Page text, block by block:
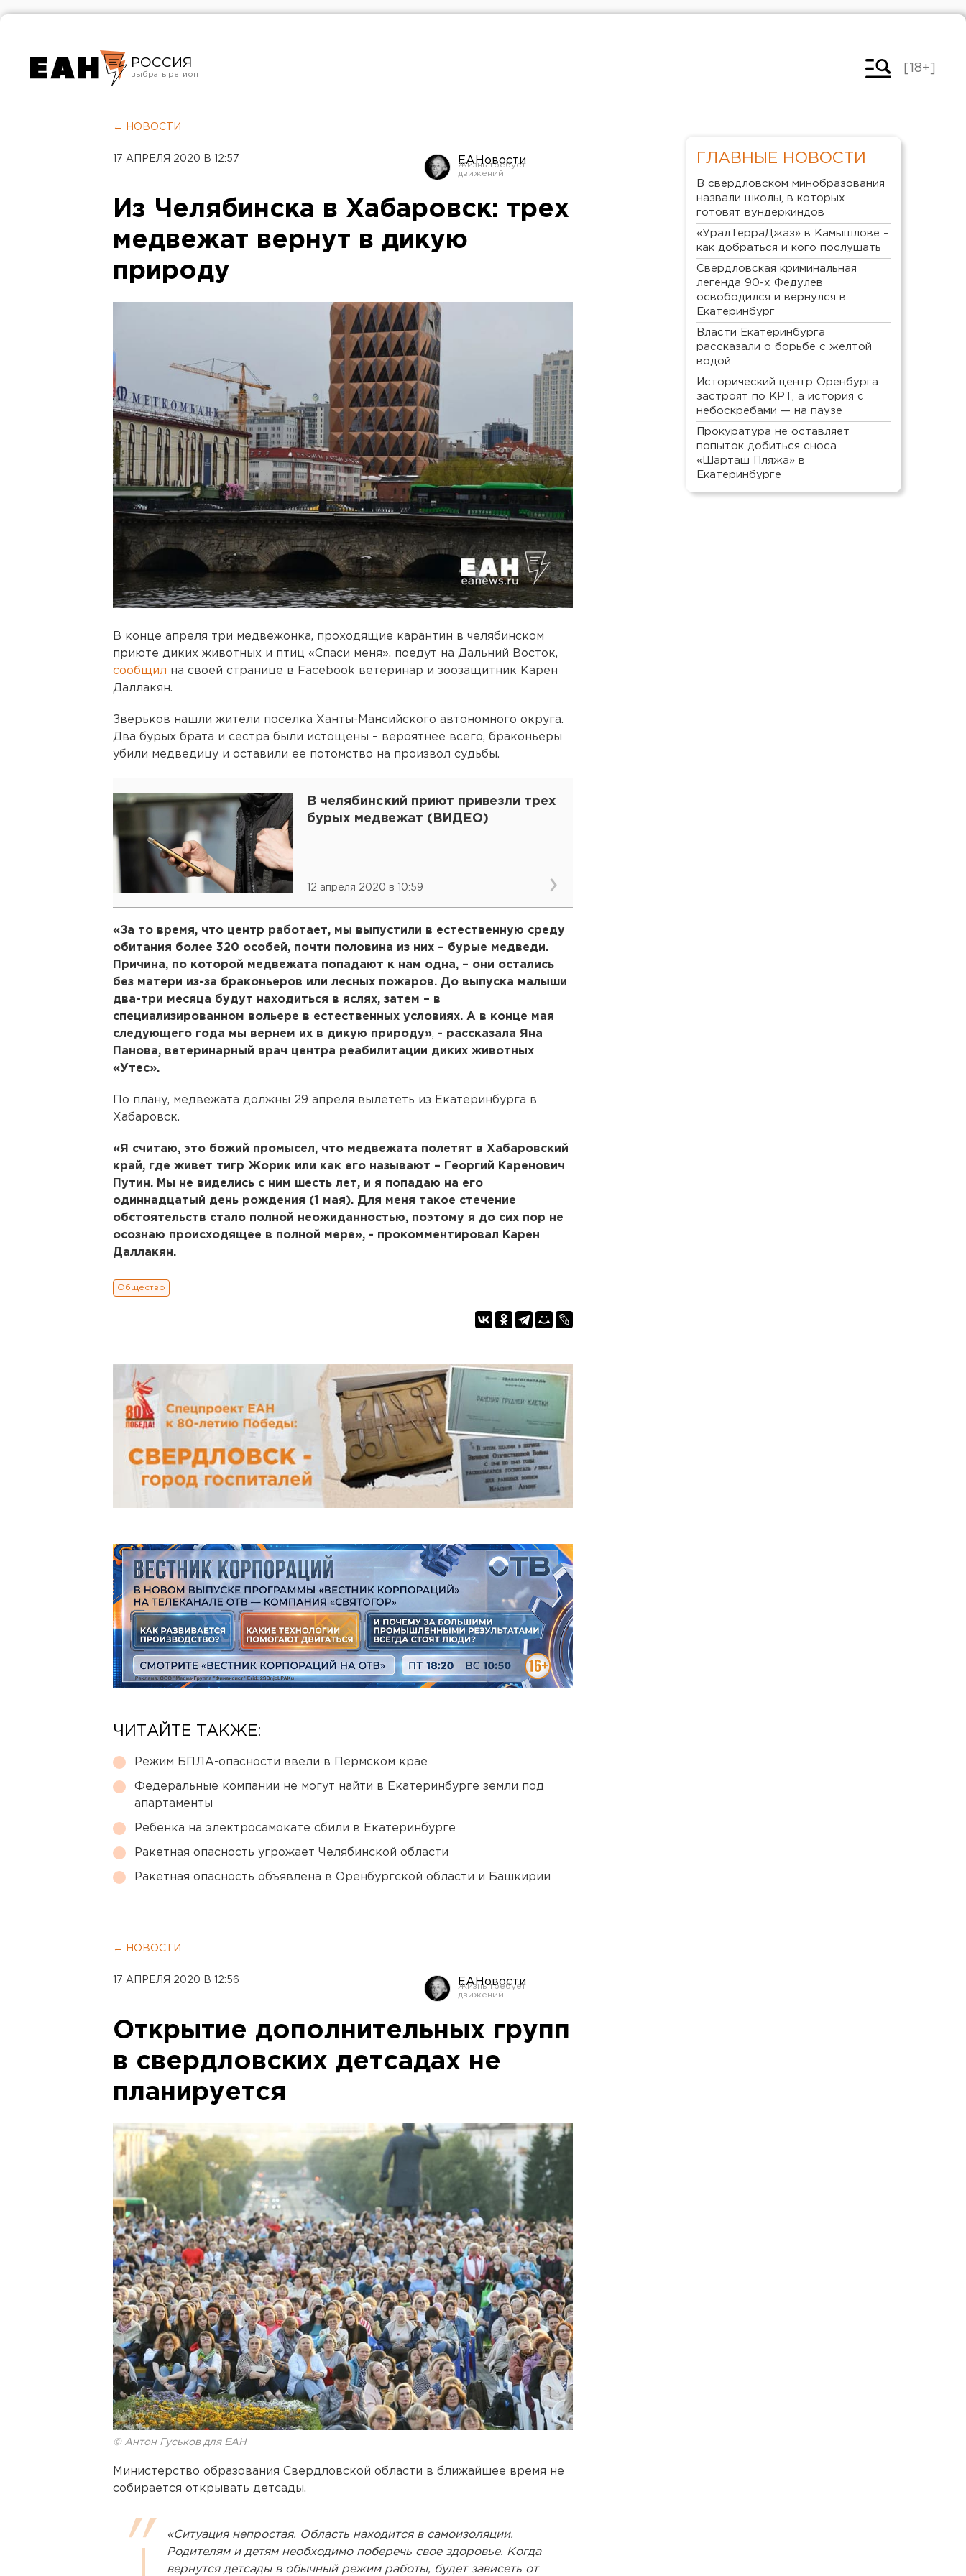
РОССИЯ
Челябинск
[18+]
← НОВОСТИ
17 АПРЕЛЯ 2020 В 12:57 ЕАНовости
Из Челябинска в Хабаровск: трех
медвежат вернут в дикую
природу
В конце апреля три медвежонка, проходящие карантин в челябинском
приюте диких животных и птиц «Спаси меня», поедут на Дальний Восток,
сообщил на своей странице в Facebook ветеринар и зоозащитник Карен
Даллакян.
Зверьков нашли жители поселка Ханты-Мансийского автономного округа.
Два бурых брата и сестра были истощены – вероятнее всего, браконьеры
убили медведицу и оставили ее потомство на произвол судьбы.
В челябинский приют привезли трех
бурых медвежат (ВИДЕО)
12 апреля 2020 в 10:59
«За то время, что центр работает, мы выпустили в естественную среду
обитания более 320 особей, почти половина из них – бурые медведи.
Причина, по которой медвежата попадают к нам одна, – они остались
без матери из-за браконьеров или лесных пожаров. До выпуска малыши
два-три месяца будут находиться в яслях, затем – в
специализированном вольере в естественных условиях. А в конце мая
следующего года мы вернем их в дикую природу», - рассказала Яна
Панова, ветеринарный врач центра реабилитации диких животных
«Утес».
По плану, медвежата должны 29 апреля вылететь из Екатеринбурга в
Хабаровск.
«Я считаю, это божий промысел, что медвежата полетят в Хабаровский
край, где живет тигр Жорик или как его называют – Георгий Каренович
Путин. Мы не виделись с ним шесть лет, и я попадаю на его
одиннадцатый день рождения (1 мая). Для меня такое стечение
обстоятельств стало полной неожиданностью, поэтому я до сих пор не
осознаю происходящее в полной мере», - прокомментировал Карен
Даллакян.
Общество
ЧИТАЙТЕ ТАКЖЕ:
Режим БПЛА-опасности ввели в Пермском крае
Федеральные компании не могут найти в Екатеринбурге земли под
апартаменты
Ребенка на электросамокате сбили в Екатеринбурге
Ракетная опасность угрожает Челябинской области
Ракетная опасность объявлена в Оренбургской области и Башкирии
← НОВОСТИ
17 АПРЕЛЯ 2020 В 12:56 ЕАНовости
Открытие дополнительных групп
в свердловских детсадах не
планируется
© Антон Гуськов для ЕАН
Министерство образования Свердловской области в ближайшее время не
собирается открывать детсады.
«Ситуация непростая. Область находится в самоизоляции.
Родителям и детям необходимо поберечь свое здоровье. Когда
вернутся детсады в обычный режим работы, будет зависеть от
ГЛАВНЫЕ НОВОСТИ
В свердловском минобразования
назвали школы, в которых
готовят вундеркиндов
«УралТерраДжаз» в Камышлове –
как добраться и кого послушать
Свердловская криминальная
легенда 90-х Федулев
освободился и вернулся в
Екатеринбург
Власти Екатеринбурга
рассказали о борьбе с желтой
водой
Исторический центр Оренбурга
застроят по КРТ, а история с
небоскребами — на паузе
Прокуратура не оставляет
попыток добиться сноса
«Шарташ Пляжа» в
Екатеринбурге